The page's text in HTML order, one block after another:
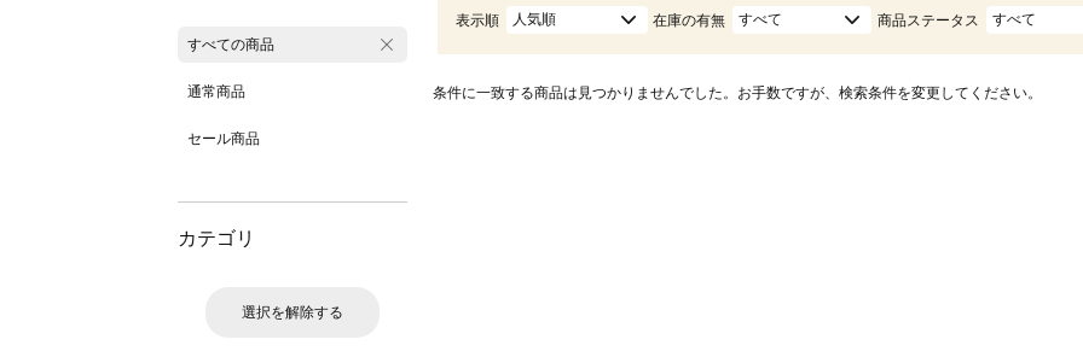
すべての商品
通常商品
セール商品
カテゴリ
選択を解除する
表示順 人気順 在庫の有無 すべて 商品ステータス すべて
条件に一致する商品は見つかりませんでした。お手数ですが、検索条件を変更してください。